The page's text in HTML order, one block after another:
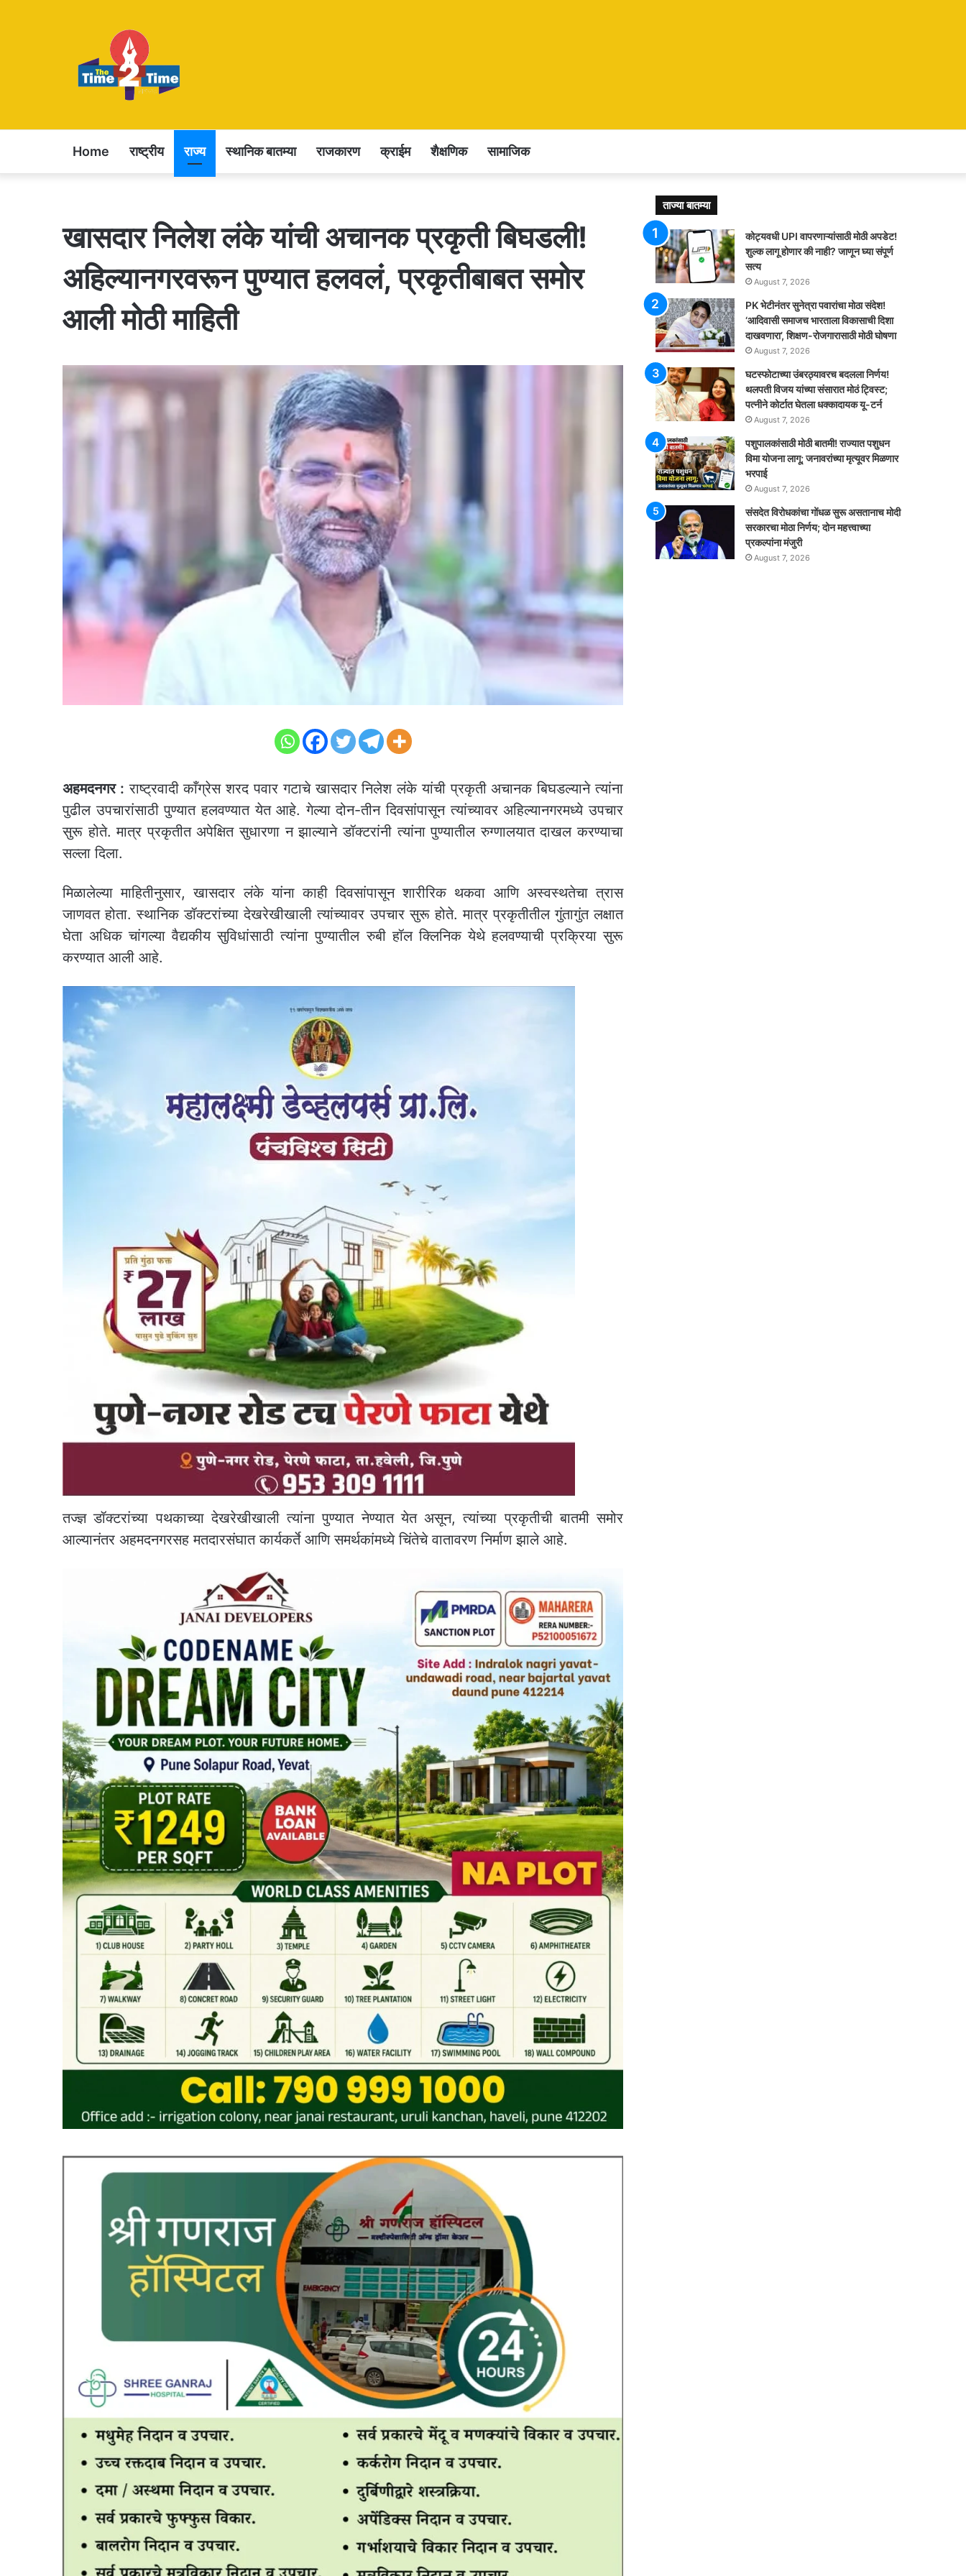
Home राष्ट्रीय राज्य स्थानिक बातम्या राजकारण क्राईम शैक्षणिक सामाजिक
खासदार निलेश लंके यांची अचानक प्रकृती बिघडली!
अहिल्यानगरवरून पुण्यात हलवलं, प्रकृतीबाबत समोर
आली मोठी माहिती
अहमदनगर : राष्ट्रवादी काँग्रेस शरद पवार गटाचे खासदार निलेश लंके यांची प्रकृती अचानक बिघडल्याने त्यांना
पुढील उपचारांसाठी पुण्यात हलवण्यात येत आहे. गेल्या दोन-तीन दिवसांपासून त्यांच्यावर अहिल्यानगरमध्ये उपचार
सुरू होते. मात्र प्रकृतीत अपेक्षित सुधारणा न झाल्याने डॉक्टरांनी त्यांना पुण्यातील रुग्णालयात दाखल करण्याचा
सल्ला दिला.
मिळालेल्या माहितीनुसार, खासदार लंके यांना काही दिवसांपासून शारीरिक थकवा आणि अस्वस्थतेचा त्रास
जाणवत होता. स्थानिक डॉक्टरांच्या देखरेखीखाली त्यांच्यावर उपचार सुरू होते. मात्र प्रकृतीतील गुंतागुंत लक्षात
घेता अधिक चांगल्या वैद्यकीय सुविधांसाठी त्यांना पुण्यातील रुबी हॉल क्लिनिक येथे हलवण्याची प्रक्रिया सुरू
करण्यात आली आहे.
तज्ज्ञ डॉक्टरांच्या पथकाच्या देखरेखीखाली त्यांना पुण्यात नेण्यात येत असून, त्यांच्या प्रकृतीची बातमी समोर
आल्यानंतर अहमदनगरसह मतदारसंघात कार्यकर्ते आणि समर्थकांमध्ये चिंतेचे वातावरण निर्माण झाले आहे.
ताज्या बातम्या
कोट्यवधी UPI वापरणाऱ्यांसाठी मोठी अपडेट!
शुल्क लागू होणार की नाही? जाणून घ्या संपूर्ण
सत्य
August 7, 2026
PK भेटीनंतर सुनेत्रा पवारांचा मोठा संदेश!
‘आदिवासी समाजच भारताला विकासाची दिशा
दाखवणारा’, शिक्षण-रोजगारासाठी मोठी घोषणा
August 7, 2026
घटस्फोटाच्या उंबरठ्यावरच बदलला निर्णय!
थलपती विजय यांच्या संसारात मोठं ट्विस्ट;
पत्नीने कोर्टात घेतला धक्कादायक यू-टर्न
August 7, 2026
पशुपालकांसाठी मोठी बातमी! राज्यात पशुधन
विमा योजना लागू; जनावरांच्या मृत्यूवर मिळणार
भरपाई
August 7, 2026
संसदेत विरोधकांचा गोंधळ सुरू असतानाच मोदी
सरकारचा मोठा निर्णय; दोन महत्त्वाच्या
प्रकल्पांना मंजुरी
August 7, 2026